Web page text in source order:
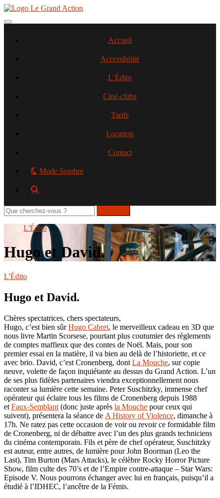
Aller
contenu
Toggle navigation
Accueil
Accessibilité
L’Édito
Ciné-clubs
Tarifs
Location
Contact
Mode Sombre
Rechercher
sur
L'Édito
Hugo et David.
L'Édito
Hugo et David.
Chères spectatrices, chers spectateurs,
Hugo, c’est bien sûrHugo Cabret, le merveilleux cadeau en 3D que
nous livre Martin Scorsese, pourtant plus coutumier des règlements
de comptes maffieux que des contes de Noël. Mais, pour son
premier essai en la matière, il va bien au delà de l’historiette, et ce
avec brio. David, c’est Cronenberg, dont La Mouche, sur copie
neuve, volette de façon inquiétante au dessus du Grand Action. L’un
de ses plus fidèles partenaires viendra exceptionnellement nous
raconter sa lumière cette semaine. Peter Suschitzky, immense chef
opérateur qui éclaire tous les films de Cronenberg depuis 1988
et Faux-Semblant (donc juste après la Mouche pour ceux qui
suivent), présentera la séance de A History of Violence, dimanche à
17h. Ne ratez pas cette occasion de voir ou revoir ce formidable film
de Cronenberg, ni de débattre avec l’un des plus grands techniciens
du cinéma contemporain. Fils et père de chef opérateur, Suschitzky
est auteur, entre autres, de lumière pour John Boorman (Leo the
Last), Tim Burton (Mars Attacks), le célèbre Rocky Horror Picture
Show, film culte des 70’s et de l’Empire contre-attaque – Star Wars:
Episode V. Nous pourrons échanger avec lui en français, puisqu’il a
étudié à l’IDHEC, l’ancêtre de la Fémis.